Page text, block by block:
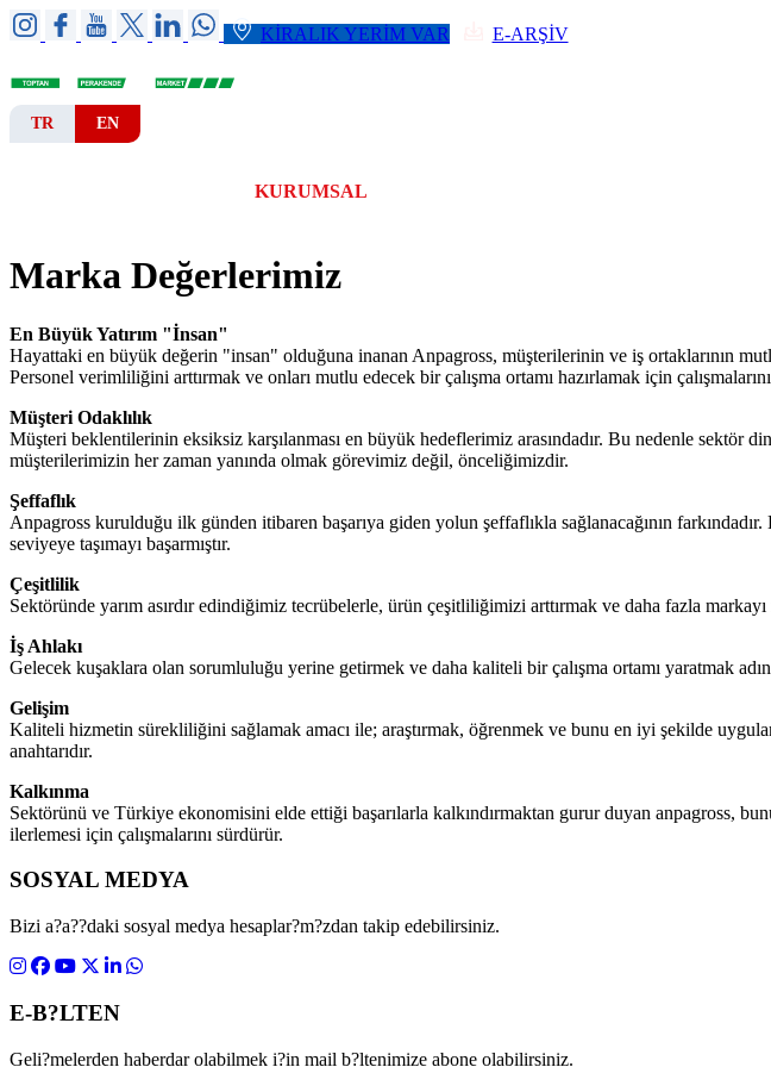
KİRALIK YERİM VAR E-ARŞİV
TR EN
KURUMSAL
Marka Değerlerimiz
En Büyük Yatırım "İnsan"
Hayattaki en büyük değerin "insan" olduğuna inanan Anpagross, müşterilerinin ve iş ortaklarının
Personel verimliliğini arttırmak ve onları mutlu edecek bir çalışma ortamı hazırlamak için
Müşteri Odaklılık
Müşteri beklentilerinin eksiksiz karşılanması en büyük hedeflerimiz arasındadır. Bu nedenle sektör
müşterilerimizin her zaman yanında olmak görevimiz değil, önceliğimizdir.
Şeffaflık
Anpagross kurulduğu ilk günden itibaren başarıya giden yolun şeffaflıkla sağlanacağının
seviyeye taşımayı başarmıştır.
Çeşitlilik
Sektöründe yarım asırdır edindiğimiz tecrübelerle, ürün çeşitliliğimizi arttırmak ve daha fazla
İş Ahlakı
Gelecek kuşaklara olan sorumluluğu yerine getirmek ve daha kaliteli bir çalışma ortamı yaratmak
Gelişim
Kaliteli hizmetin sürekliliğini sağlamak amacı ile; araştırmak, öğrenmek ve bunu en iyi şekilde
anahtarıdır.
Kalkınma
Sektörünü ve Türkiye ekonomisini elde ettiği başarılarla kalkındırmaktan gurur duyan anpagross,
ilerlemesi için çalışmalarını sürdürür.
SOSYAL MEDYA
Bizi a?a??daki sosyal medya hesaplar?m?zdan takip edebilirsiniz.
E-B?LTEN
Geli?melerden haberdar olabilmek i?in mail b?ltenimize abone olabilirsiniz.